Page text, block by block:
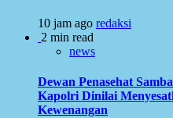
10 jam ago redaksi
2 min read
news
Dewan Penasehat
Kapolri Dinilai
Kewenangan